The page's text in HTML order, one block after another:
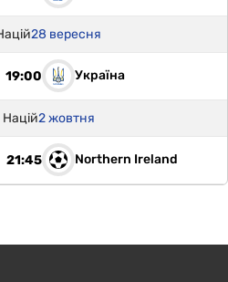
28 вересня
19:00 Україна
Націй2 жовтня
21:45 Northern Ireland